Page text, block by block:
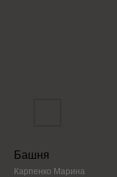
Башня
Карпенко Марина